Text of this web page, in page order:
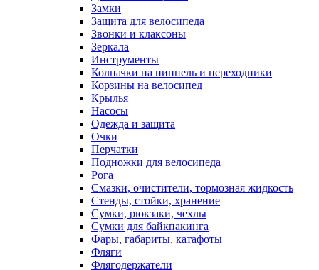
Замки
Защита для велосипеда
Звонки и клаксоны
Зеркала
Инструменты
Колпачки на ниппель и переходники
Корзины на велосипед
Крылья
Насосы
Одежда и защита
Очки
Перчатки
Подножки для велосипеда
Рога
Смазки, очистители, тормозная жидкость
Стенды, стойки, хранение
Сумки, рюкзаки, чехлы
Сумки для байкпакинга
Фары, габариты, катафоты
Фляги
Флягодержатели